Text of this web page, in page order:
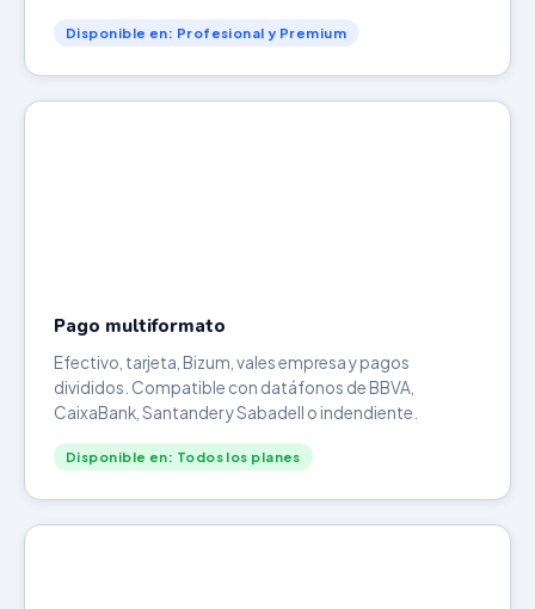
Disponible en: Profesional y Premium
Pago multiformato
Efectivo, tarjeta, Bizum, vales empresa y pagos
divididos. Compatible con datáfonos de BBVA,
CaixaBank, Santander y Sabadell o indendiente.
Disponible en: Todos los planes